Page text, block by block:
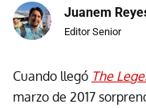
Juanem
Editor Senior
Cuando llegó The
marzo de 2017